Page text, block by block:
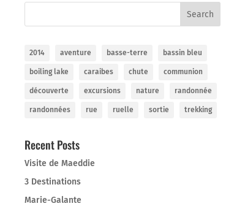
2014 aventure basse-terre bassin bleu
boiling lake caraibes chute communion
découverte excursions nature randonnée
randonnées rue ruelle sortie trekking
Recent Posts
Visite de Maeddie
3 Destinations
Marie-Galante